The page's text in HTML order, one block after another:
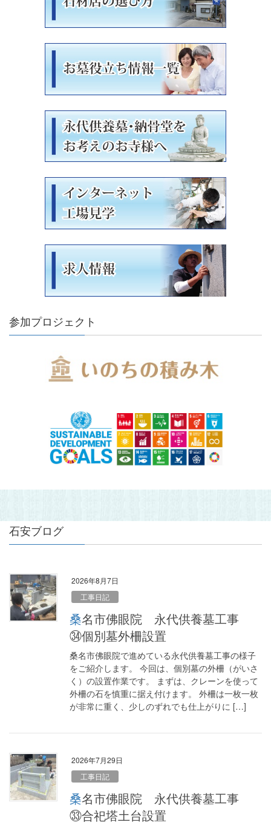
参加プロジェクト
石安ブログ
2026年8月7日
工事日記
桑名市佛眼院 永代供養墓工事
㉞個別墓外柵設置
桑名市佛眼院で進めている永代供養墓工事の様子
をご紹介します。 今回は、個別墓の外柵（がいさ
く）の設置作業です。 まずは、クレーンを使って
外柵の石を慎重に据え付けます。 外柵は一枚一枚
が非常に重く、少しのずれでも仕上がりに […]
2026年7月29日
工事日記
桑名市佛眼院 永代供養墓工事
㉝合祀塔土台設置